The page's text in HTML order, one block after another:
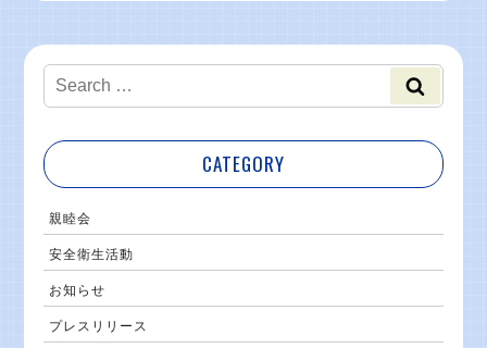
CATEGORY
親睦会
安全衛生活動
お知らせ
プレスリリース